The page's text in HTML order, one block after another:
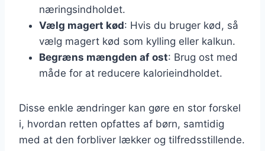
næringsindholdet.
Vælg magert kød: Hvis du bruger kød, så
vælg magert kød som kylling eller kalkun.
Begræns mængden af ost: Brug ost med
måde for at reducere kalorieindholdet.
Disse enkle ændringer kan gøre en stor forskel
i, hvordan retten opfattes af børn, samtidig
med at den forbliver lækker og tilfredsstillende.